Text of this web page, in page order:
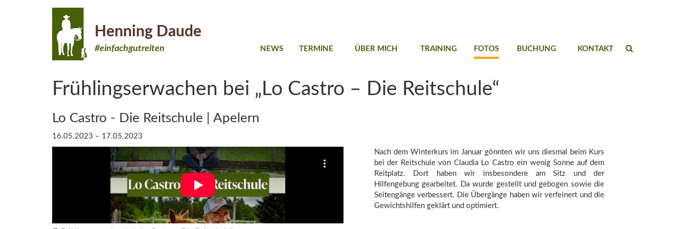
Henning Daude
#einfachgutreiten NEWS TERMINE ÜBER MICH TRAINING FOTOS BUCHUNG KONTAKT
Frühlingserwachen bei „Lo Castro – Die Reitschule“
Lo Castro - Die Reitschule | Apelern
16.05.2023 – 17.05.2023
Nach dem Winterkurs im Januar gönnten wir uns diesmal beim Kurs
bei der Reitschule von Claudia Lo Castro ein wenig Sonne auf dem
Reitplatz. Dort haben wir insbesondere am Sitz und der
Hilfengebung gearbeitet. Da wurde gestellt und gebogen sowie die
Seitengänge verbessert. Die Übergänge haben wir verfeinert und die
Gewichtshilfen geklärt und optimiert.